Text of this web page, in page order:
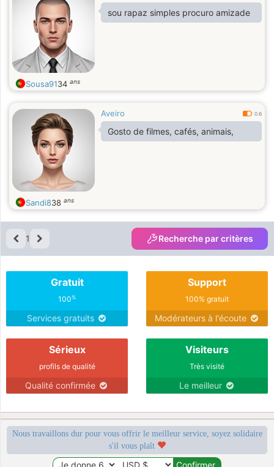
sou rapaz simples procuro amizade
Sousa9134 ans
Aveiro 0.6
Gosto de filmes, cafés, animais,
Sandi838 ans
1 Recherche par critères
Gratuit
100%
Services gratuits
Support
100% gratuit
Modérateurs à l'écoute
Sérieux
profils de qualité
Qualité confirmée
Visiteurs
Très visité
Le meilleur
Nous travaillons dur pour vous offrir le meilleur service, soyez solidaire
s'il vous plaît